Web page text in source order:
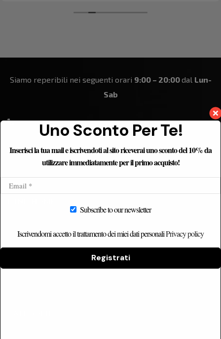
Siamo reperibili nei seguenti orari 9:00 – 20:00dal Lun-
Sab
+39 328 184 8861
Chi siamo
Contatti
Uno Sconto Per Te!
Inserisci la tua mail e iscrivendoti al sito riceverai uno sconto del 10% da
utilizzare immediatamente per il primo acquisto!
Subscribe to our newsletter
Iscrivendomi accetto il trattamento dei miei dati personaliPrivacy policy
Registrati